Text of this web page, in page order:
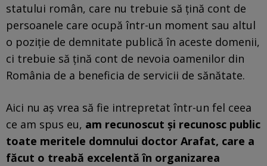
statului român, care nu trebuie să ţină cont de
persoanele care ocupă într-un moment sau altul
o poziţie de demnitate publică în aceste domenii,
ci trebuie să ţină cont de nevoia oamenilor din
România de a beneficia de servicii de sănătate.
Aici nu aş vrea să fie intrepretat într-un fel ceea
ce am spus eu, am recunoscut şi recunosc public
toate meritele domnului doctor Arafat, care a
făcut o treabă excelentă în organizarea